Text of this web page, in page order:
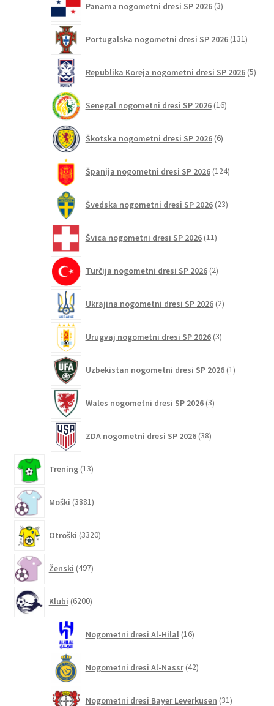
Panama nogometni dresi SP 2026 3izdelki
Portugalska nogometni dresi SP 2026 131
Republika Koreja nogometni dresi SP 2026 5
Senegal nogometni dresi SP 2026 16izdelkov
Škotska nogometni dresi SP 2026 6izdelkov
Španija nogometni dresi SP 2026 124izdelkov
Švedska nogometni dresi SP 2026 23izdelkov
Švica nogometni dresi SP 2026 11izdelkov
Turčija nogometni dresi SP 2026 2izdelka
Ukrajina nogometni dresi SP 2026 2izdelka
Urugvaj nogometni dresi SP 2026 3izdelki
Uzbekistan nogometni dresi SP 2026 1izdelek
Wales nogometni dresi SP 2026 3izdelki
ZDA nogometni dresi SP 2026 38izdelkov
Trening 13izdelkov
Moški 3881izdelkov
Otroški 3320izdelkov
Ženski 497izdelkov
Klubi 6200izdelkov
Nogometni dresi Al-Hilal 16izdelkov
Nogometni dresi Al-Nassr 42izdelkov
Nogometni dresi Bayer Leverkusen 31